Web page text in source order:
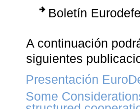
Boletín
A continuación
siguientes
Presentación
Some